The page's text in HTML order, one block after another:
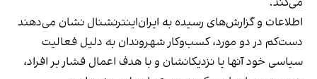
اطلاعات و گزارش‌های رسیده به ایران‌اینترنشنال نشان می‌دهند
دست‌کم در دو مورد، کسب‌وکار شهروندان به دلیل فعالیت
سیاسی خود آنها یا نزدیکانشان و با هدف اعمال فشار بر افراد،